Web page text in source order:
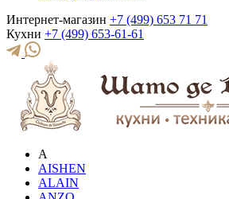
Интернет-магазин +7 (499) 653 71 71
Кухни +7 (499) 653-61-61
A
AISHEN
ALAIN